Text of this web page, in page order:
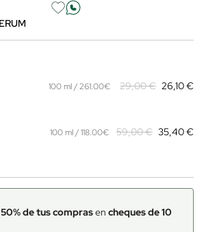
100 ml / 261.00€ 29,00 € 26,10 €
100 ml / 118.00€ 59,00 € 35,40 €
50% de tus comprasen cheques de 10